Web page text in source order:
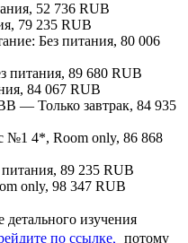
52 736 RUB
79 235 RUB
Без питания, 80 006
питания, 89 680 RUB
84 067 RUB
— Только завтрак, 84 935
№1 4*, Room only, 86 868
89 235 RUB
only, 98 347 RUB
изучения
по ссылке, потому